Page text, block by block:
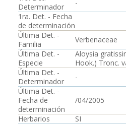
Determinador
-
1ra. Det. - Fecha
de determinación
Última Det. -
Familia
Verbenaceae
Última Det. -
Especie
Aloysia
Hook.) Tronc.
Última Det. -
Determinador
-
Última Det. -
Fecha de
determinación
/04/2005
Herbarios
SI